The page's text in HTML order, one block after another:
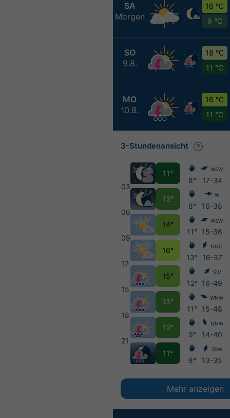
SA
Morgen
16 °C
9 °C
SO
9.8.
18 °C
11 °C
MO
10.8.
16 °C
11 °C
3-Stundenansicht
03
06
09
12
15
18
21
11°
12°
14°
16°
15°
13°
12°
11°
8°
8°
11°
13°
12°
11°
9°
8°
WSW
17-34
W
16-38
WSW
15-36
NNO
16-37
SW
16-49
WNW
15-48
NNW
14-40
SSW
13-35
Mehr anzeigen